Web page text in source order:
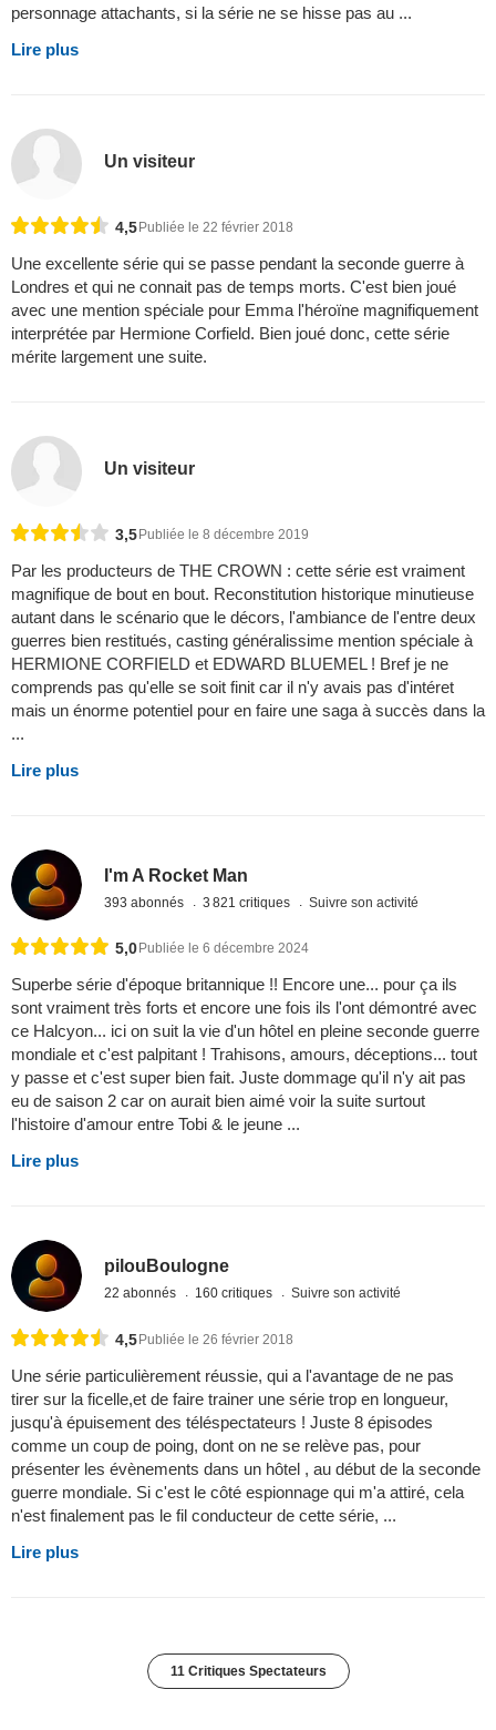
personnage attachants, si la série ne se hisse pas au ...
Lire plus
Un visiteur
4,5Publiée le 22 février 2018
Une excellente série qui se passe pendant la seconde guerre à
Londres et qui ne connait pas de temps morts. C'est bien joué
avec une mention spéciale pour Emma l'héroïne magnifiquement
interprétée par Hermione Corfield. Bien joué donc, cette série
mérite largement une suite.
Un visiteur
3,5 Publiée le 8 décembre 2019
Par les producteurs de THE CROWN : cette série est vraiment
magnifique de bout en bout. Reconstitution historique minutieuse
autant dans le scénario que le décors, l'ambiance de l'entre deux
guerres bien restitués, casting généralissime mention spéciale à
HERMIONE CORFIELD et EDWARD BLUEMEL ! Bref je ne
comprends pas qu'elle se soit finit car il n'y avais pas d'intéret
mais un énorme potentiel pour en faire une saga à succès dans la
...
Lire plus
I'm A Rocket Man
393 abonnés 3 821 critiques Suivre son activité
5,0 Publiée le 6 décembre 2024
Superbe série d'époque britannique !! Encore une... pour ça ils
sont vraiment très forts et encore une fois ils l'ont démontré avec
ce Halcyon... ici on suit la vie d'un hôtel en pleine seconde guerre
mondiale et c'est palpitant ! Trahisons, amours, déceptions... tout
y passe et c'est super bien fait. Juste dommage qu'il n'y ait pas
eu de saison 2 car on aurait bien aimé voir la suite surtout
l'histoire d'amour entre Tobi & le jeune ...
Lire plus
pilouBoulogne
22 abonnés 160 critiques Suivre son activité
4,5Publiée le 26 février 2018
Une série particulièrement réussie, qui a l'avantage de ne pas
tirer sur la ficelle,et de faire trainer une série trop en longueur,
jusqu'à épuisement des téléspectateurs ! Juste 8 épisodes
comme un coup de poing, dont on ne se relève pas, pour
présenter les évènements dans un hôtel , au début de la seconde
guerre mondiale. Si c'est le côté espionnage qui m'a attiré, cela
n'est finalement pas le fil conducteur de cette série, ...
Lire plus
11 Critiques Spectateurs